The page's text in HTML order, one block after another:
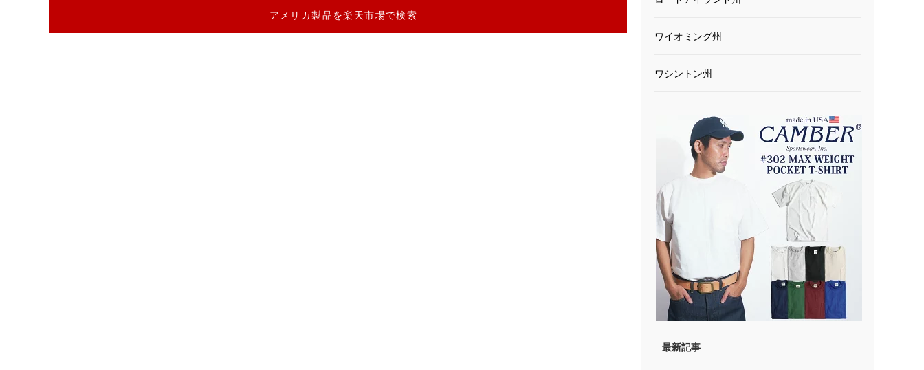
アメリカ製品を楽天市場で検索
ワイオミング州
ワシントン州
最新記事